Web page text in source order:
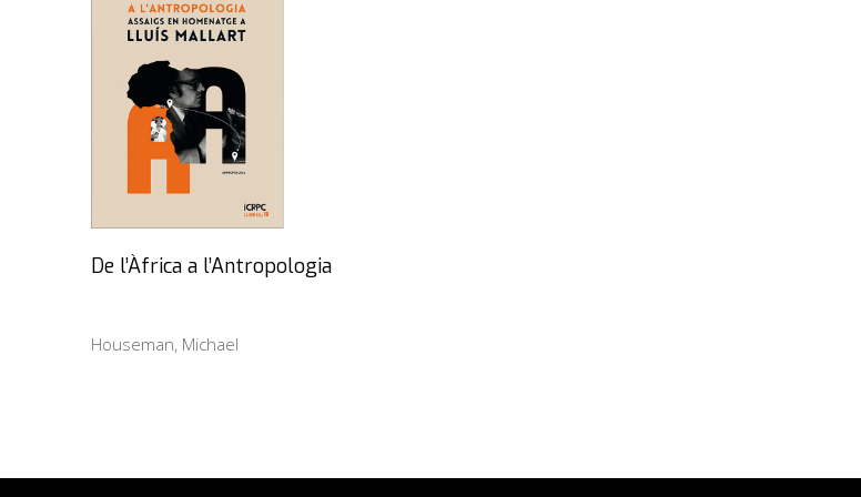
De l’Àfrica a l’Antropologia
Houseman, Michael